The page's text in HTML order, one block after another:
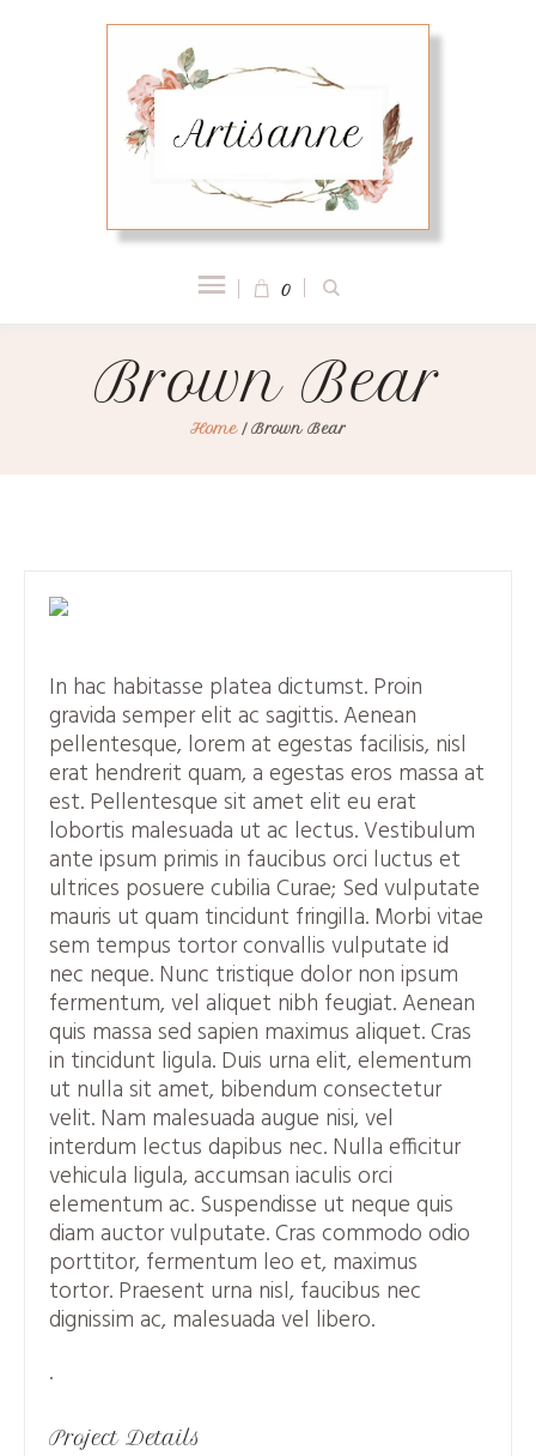
0
Brown Bear
Home / Brown Bear
In hac habitasse platea dictumst. Proin
gravida semper elit ac sagittis. Aenean
pellentesque, lorem at egestas facilisis, nisl
erat hendrerit quam, a egestas eros massa at
est. Pellentesque sit amet elit eu erat
lobortis malesuada ut ac lectus. Vestibulum
ante ipsum primis in faucibus orci luctus et
ultrices posuere cubilia Curae; Sed vulputate
mauris ut quam tincidunt fringilla. Morbi vitae
sem tempus tortor convallis vulputate id
nec neque. Nunc tristique dolor non ipsum
fermentum, vel aliquet nibh feugiat. Aenean
quis massa sed sapien maximus aliquet. Cras
in tincidunt ligula. Duis urna elit, elementum
ut nulla sit amet, bibendum consectetur
velit. Nam malesuada augue nisi, vel
interdum lectus dapibus nec. Nulla efficitur
vehicula ligula, accumsan iaculis orci
elementum ac. Suspendisse ut neque quis
diam auctor vulputate. Cras commodo odio
porttitor, fermentum leo et, maximus
tortor. Praesent urna nisl, faucibus nec
dignissim ac, malesuada vel libero.
.
Project Details